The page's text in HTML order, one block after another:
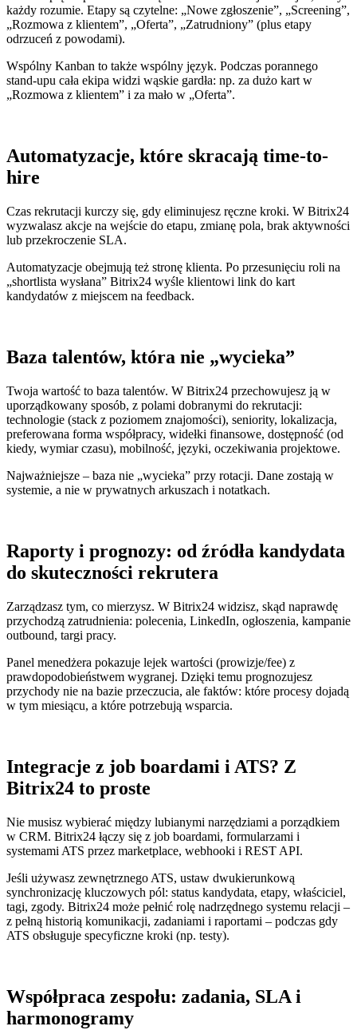
każdy rozumie. Etapy są czytelne: „Nowe zgłoszenie”, „Screening”,
„Rozmowa z klientem”, „Oferta”, „Zatrudniony” (plus etapy
odrzuceń z powodami).
Wspólny Kanban to także wspólny język. Podczas porannego
stand‑upu cała ekipa widzi wąskie gardła: np. za dużo kart w
„Rozmowa z klientem” i za mało w „Oferta”.
Automatyzacje, które skracają time-to-
hire
Czas rekrutacji kurczy się, gdy eliminujesz ręczne kroki. W Bitrix24
wyzwalasz akcje na wejście do etapu, zmianę pola, brak aktywności
lub przekroczenie SLA.
Automatyzacje obejmują też stronę klienta. Po przesunięciu roli na
„shortlista wysłana” Bitrix24 wyśle klientowi link do kart
kandydatów z miejscem na feedback.
Baza talentów, która nie „wycieka”
Twoja wartość to baza talentów. W Bitrix24 przechowujesz ją w
uporządkowany sposób, z polami dobranymi do rekrutacji:
technologie (stack z poziomem znajomości), seniority, lokalizacja,
preferowana forma współpracy, widełki finansowe, dostępność (od
kiedy, wymiar czasu), mobilność, języki, oczekiwania projektowe.
Najważniejsze – baza nie „wycieka” przy rotacji. Dane zostają w
systemie, a nie w prywatnych arkuszach i notatkach.
Raporty i prognozy: od źródła kandydata
do skuteczności rekrutera
Zarządzasz tym, co mierzysz. W Bitrix24 widzisz, skąd naprawdę
przychodzą zatrudnienia: polecenia, LinkedIn, ogłoszenia, kampanie
outbound, targi pracy.
Panel menedżera pokazuje lejek wartości (prowizje/fee) z
prawdopodobieństwem wygranej. Dzięki temu prognozujesz
przychody nie na bazie przeczucia, ale faktów: które procesy dojadą
w tym miesiącu, a które potrzebują wsparcia.
Integracje z job boardami i ATS? Z
Bitrix24 to proste
Nie musisz wybierać między lubianymi narzędziami a porządkiem
w CRM. Bitrix24 łączy się z job boardami, formularzami i
systemami ATS przez marketplace, webhooki i REST API.
Jeśli używasz zewnętrznego ATS, ustaw dwukierunkową
synchronizację kluczowych pól: status kandydata, etapy, właściciel,
tagi, zgody. Bitrix24 może pełnić rolę nadrzędnego systemu relacji –
z pełną historią komunikacji, zadaniami i raportami – podczas gdy
ATS obsługuje specyficzne kroki (np. testy).
Współpraca zespołu: zadania, SLA i
harmonogramy